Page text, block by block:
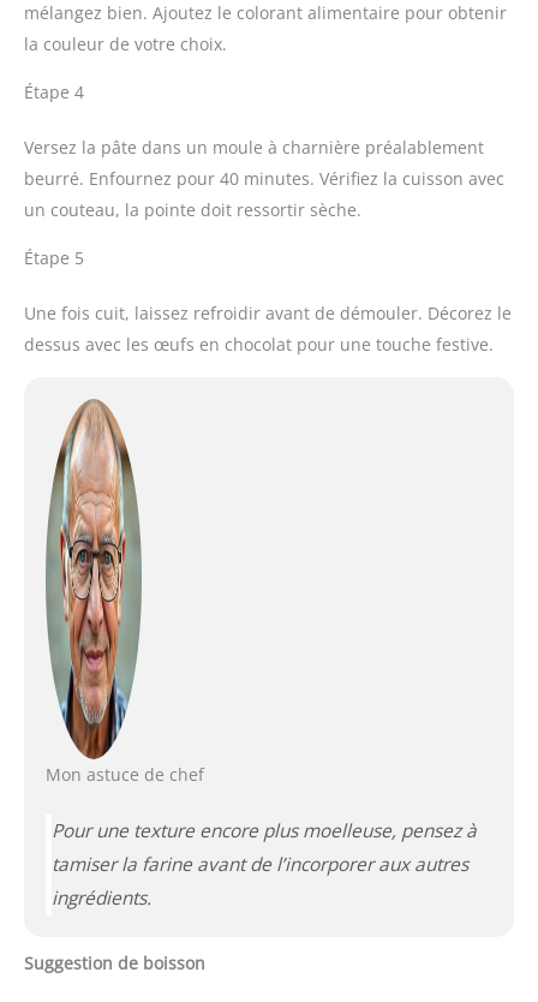
mélangez bien. Ajoutez le colorant alimentaire pour obtenir
la couleur de votre choix.
Étape 4
Versez la pâte dans un moule à charnière préalablement
beurré. Enfournez pour 40 minutes. Vérifiez la cuisson avec
un couteau, la pointe doit ressortir sèche.
Étape 5
Une fois cuit, laissez refroidir avant de démouler. Décorez le
dessus avec les œufs en chocolat pour une touche festive.
Mon astuce de chef
Pour une texture encore plus moelleuse, pensez à
tamiser la farine avant de l’incorporer aux autres
ingrédients.
Suggestion de boisson